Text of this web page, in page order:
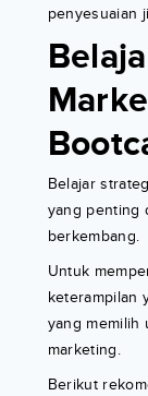
penyesuaian
Belajar
yang penting
berkembang.
Untuk
keterampilan
yang memilih
marketing.
Berikut